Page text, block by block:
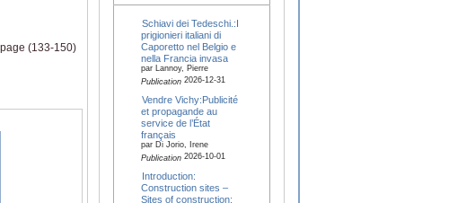
(133-150)
Schiavi dei Tedeschi.:I
prigionieri italiani di
Caporetto nel Belgio e
nella Francia invasa
par Lannoy, Pierre
Publication2026-12-31
Vendre Vichy:Publicité
et propagande au
service de l’État
français
par Di Jorio, Irene
Publication2026-10-01
Introduction:
Construction sites –
Sites of construction: